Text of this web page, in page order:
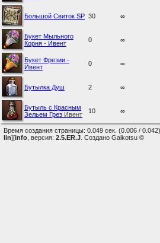
Большой Свиток SP 30 ∞
Букет Мыльного
Корня - Ивент
0 ∞
Букет Фрезии -
Ивент
0 ∞
Бутылка Душ 2 ∞
Бутыль с Красным
Зельем Грез Ивент 10 ∞
Время создания страницы: 0.049 сек. (0.006 / 0.042).
lin][info , версия: 2.5.ER.J . Создано Gaikotsu ©